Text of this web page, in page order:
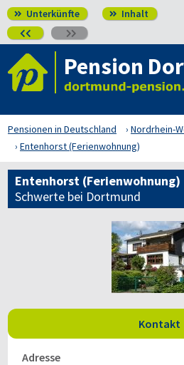
 Unterkünfte  Inhalt
 
Pension
Pensionen in Deutschland Nordrhein-
Entenhorst (Ferienwohnung)
Entenhorst (Ferienwohnung)
Schwerte bei Dortmund
Kontakt
Adresse